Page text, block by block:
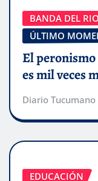
BANDA DEL
ÚLTIMO
El
es mil veces
Diario Tucumano
EDUCACIÓN